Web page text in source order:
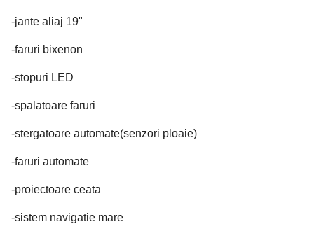
-jante aliaj 19"
-faruri bixenon
-stopuri LED
-spalatoare faruri
-stergatoare automate(senzori ploaie)
-faruri automate
-proiectoare ceata
-sistem navigatie mare